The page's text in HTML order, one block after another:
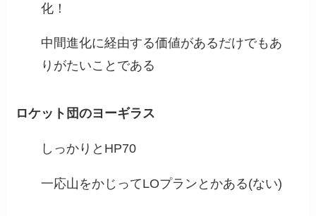
化！
中間進化に経由する価値があるだけでもあ
りがたいことである
ロケット団のヨーギラス
しっかりとHP70
一応山をかじってLOプランとかある(ない)